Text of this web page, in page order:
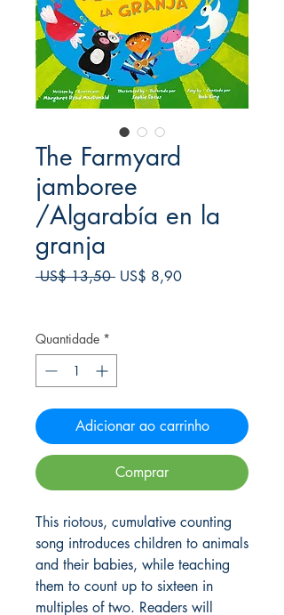
The Farmyard
jamboree
/Algarabía en la
granja
US$ 13,50 Preço
US$ 8,90Preço
Quantidade *
Adicionar ao carrinho
Comprar
This riotous, cumulative counting
song introduces children to animals
and their babies, while teaching
them to count up to sixteen in
multiples of two. Readers will